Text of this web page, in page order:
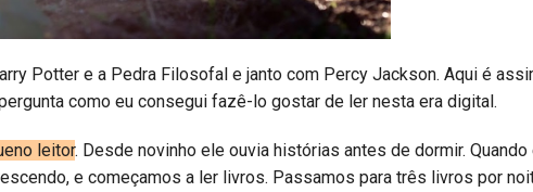
Potter e a Pedra Filosofal e janto com Percy Jackson. Aqui é
como eu consegui fazê-lo gostar de ler nesta era digital.
leitor. Desde novinho ele ouvia histórias antes de dormir. Quando
e começamos a ler livros. Passamos para três livros por